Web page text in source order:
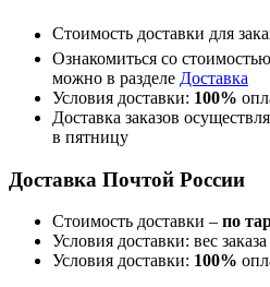
Стоимость доставки для
Ознакомиться со
можно в разделе Доставка
Условия доставки: 100%
Доставка заказов
в пятницу
Доставка Почтой России
Стоимость доставки – по
Условия доставки: вес заказа
Условия доставки: 100%